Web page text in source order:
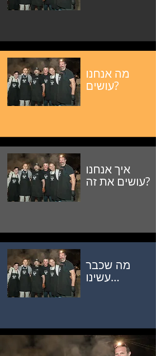
מה אנחנו
עושים?
איך אנחנו
עושים את זה?
מה שכבר
עשינו...